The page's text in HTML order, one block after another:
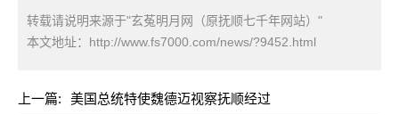
转载请说明来源于"玄菟明月网（原抚顺七千年网站）"
本文地址： http://www.fs7000.com/news/?9452.html
上一篇: 美国总统特使魏德迈视察抚顺经过